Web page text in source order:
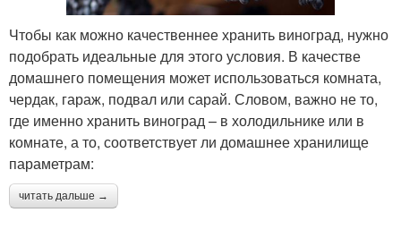
Чтобы как можно качественнее хранить виноград, нужно
подобрать идеальные для этого условия. В качестве
домашнего помещения может использоваться комната,
чердак, гараж, подвал или сарай. Словом, важно не то,
где именно хранить виноград – в холодильнике или в
комнате, а то, соответствует ли домашнее хранилище
параметрам:
читать дальше →